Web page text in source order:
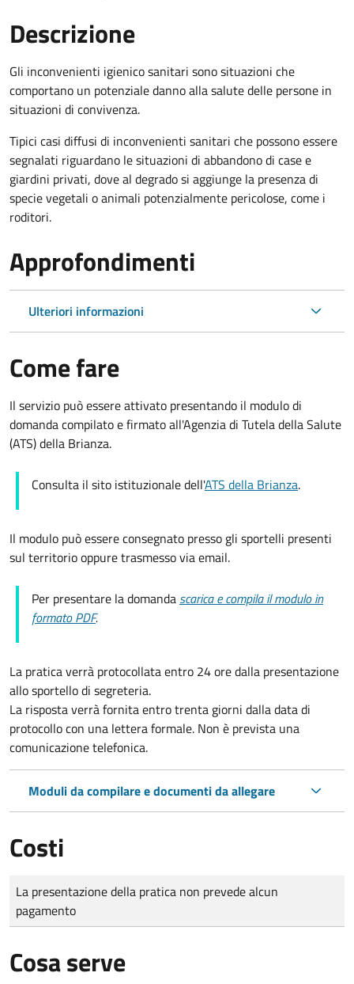
Descrizione
Gli inconvenienti igienico sanitari sono situazioni che
comportano un potenziale danno alla salute delle persone in
situazioni di convivenza.
Tipici casi diffusi di inconvenienti sanitari che possono essere
segnalati riguardano le situazioni di abbandono di case e
giardini privati, dove al degrado si aggiunge la presenza di
specie vegetali o animali potenzialmente pericolose, come i
roditori.
Approfondimenti
Ulteriori informazioni
Come fare
Il servizio può essere attivato presentando il modulo di
domanda compilato e firmato all'Agenzia di Tutela della Salute
(ATS) della Brianza.
Consulta il sito istituzionale dell'ATS della Brianza.
Il modulo può essere consegnato presso gli sportelli presenti
sul territorio oppure trasmesso via email.
Per presentare la domanda scarica e compila il modulo in
formato PDF.
La pratica verrà protocollata entro 24 ore dalla presentazione
allo sportello di segreteria.
La risposta verrà fornita entro trenta giorni dalla data di
protocollo con una lettera formale. Non è prevista una
comunicazione telefonica.
Moduli da compilare e documenti da allegare
Costi
Tipo di pagamento
Importo
La presentazione della pratica non prevede alcun
pagamento
Cosa serve